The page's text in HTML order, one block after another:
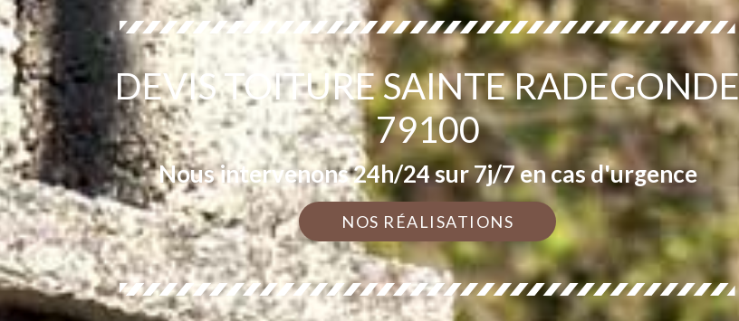
DEVIS TOITURE SAINTE RADEGONDE
79100
Nous intervenons 24h/24 sur 7j/7 en cas d'urgence
NOS RÉALISATIONS